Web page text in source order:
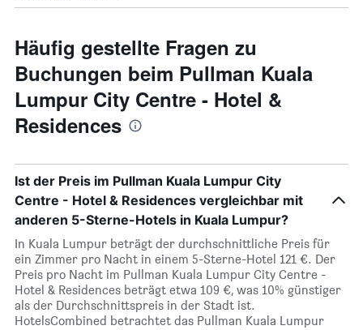
Häufig gestellte Fragen zu
Buchungen beim Pullman Kuala
Lumpur City Centre - Hotel &
Residences
Ist der Preis im Pullman Kuala Lumpur City
Centre - Hotel & Residences vergleichbar mit
anderen 5-Sterne-Hotels in Kuala Lumpur?
In Kuala Lumpur beträgt der durchschnittliche Preis für
ein Zimmer pro Nacht in einem 5-Sterne-Hotel 121 €. Der
Preis pro Nacht im Pullman Kuala Lumpur City Centre -
Hotel & Residences beträgt etwa 109 €, was 10% günstiger
als der Durchschnittspreis in der Stadt ist.
HotelsCombined betrachtet das Pullman Kuala Lumpur